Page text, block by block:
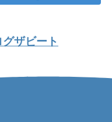
ザビート